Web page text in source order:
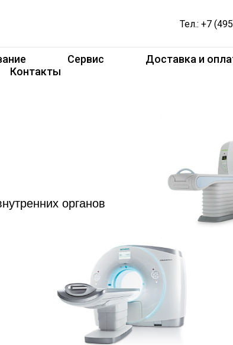
Тел.: +7
Сервис Доставка и
Контакты
органов